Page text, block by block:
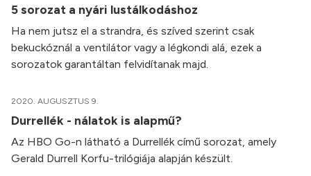
5 sorozat a nyári lustálkodáshoz
Ha nem jutsz el a strandra, és szíved szerint csak
bekuckóznál a ventilátor vagy a légkondi alá, ezek a
sorozatok garantáltan felvidítanak majd.
2020. AUGUSZTUS 9.
Durrellék - nálatok is alapmű?
Az HBO Go-n látható a Durrellék című sorozat, amely
Gerald Durrell Korfu-trilógiája alapján készült.